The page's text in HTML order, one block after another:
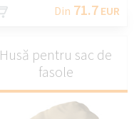
Din 71.7 EUR
Husă pentru sac de
fasole